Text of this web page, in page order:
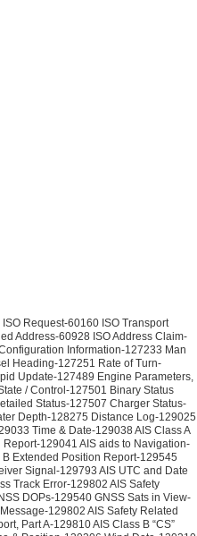
Request-60160 ISO Transport
Address-60928 ISO Address Claim-
Information-127233 Man
Heading-127251 Rate of Turn-
Update-127489 Engine Parameters,
/ Control-127501 Binary Status
Status-127507 Charger Status-
Depth-128275 Distance Log-129025
Time & Date-129038 AIS Class A
129041 AIS aids to Navigation-
Extended Position Report-129545
Signal-129793 AIS UTC and Date
Track Error-129802 AIS Safety
DOPs-129540 GNSS Sats in View-
129802 AIS Safety Related
Part A-129810 AIS Class B “CS”